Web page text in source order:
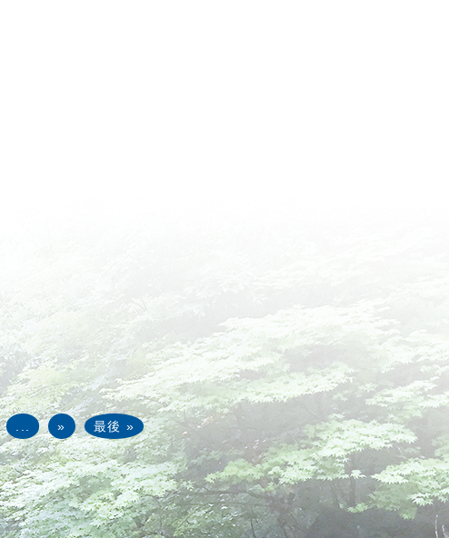
... » 最後 »